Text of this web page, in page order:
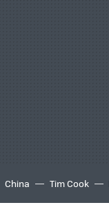
China Tim Cook